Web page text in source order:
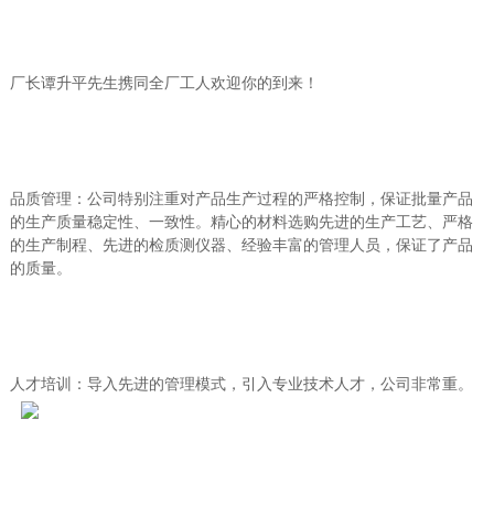
厂长谭升平先生携同全厂工人欢迎你的到来！
品质管理：公司特别注重对产品生产过程的严格控制，保证批量产品
的生产质量稳定性、一致性。精心的材料选购先进的生产工艺、严格
的生产制程、先进的检质测仪器、经验丰富的管理人员，保证了产品
的质量。
人才培训：导入先进的管理模式，引入专业技术人才，公司非常重。